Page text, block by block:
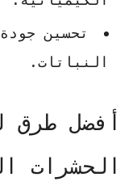
تحسين
النباتات.
أفضل طرق
الحشرات